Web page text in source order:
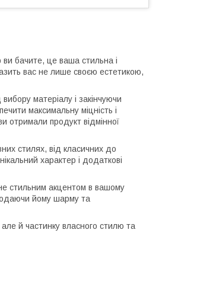
бачите, це ваша стильна і
вас не лише своєю естетикою,
матеріалу і закінчуючи
максимальну міцність і
отримали продукт відмінної
стилях, від класичних до
характер і додаткові
стильним акцентом в вашому
йому шарму та
й частинку власного стилю та